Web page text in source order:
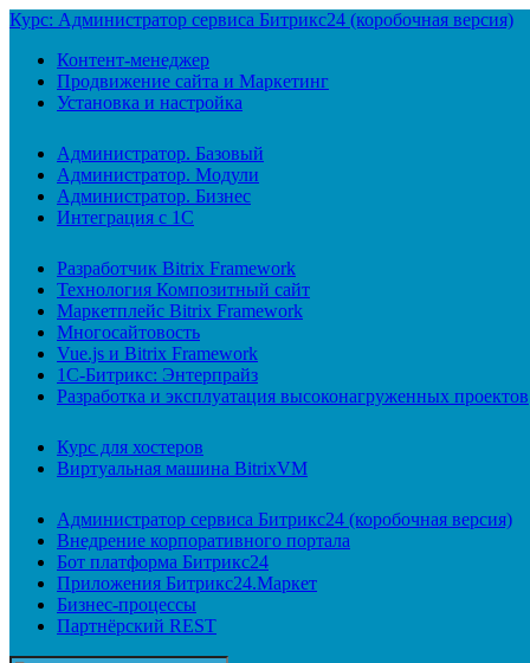
Курс: Администратор сервиса Битрикс24 (коробочная версия)
Контент-менеджер
Продвижение сайта и Маркетинг
Установка и настройка
Администратор. Базовый
Администратор. Модули
Администратор. Бизнес
Интеграция с 1С
Разработчик Bitrix Framework
Технология Композитный сайт
Маркетплейс Bitrix Framework
Многосайтовость
Vue.js и Bitrix Framework
1С-Битрикс: Энтерпрайз
Разработка и эксплуатация высоконагруженных проектов
Курс для хостеров
Виртуальная машина BitrixVM
Администратор сервиса Битрикс24 (коробочная версия)
Внедрение корпоративного портала
Бот платформа Битрикс24
Приложения Битрикс24.Маркет
Бизнес-процессы
Партнёрский REST